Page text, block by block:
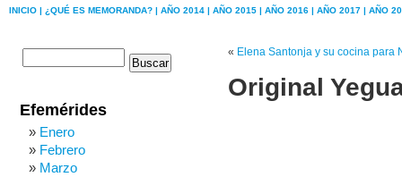
INICIO | ¿QUÉ ES MEMORANDA? | AÑO 2014 | AÑO 2015 | AÑO 2016 | AÑO 2017 | AÑO
« Elena Santonja y su cocina para
Original
Efemérides
Enero
Febrero
Marzo